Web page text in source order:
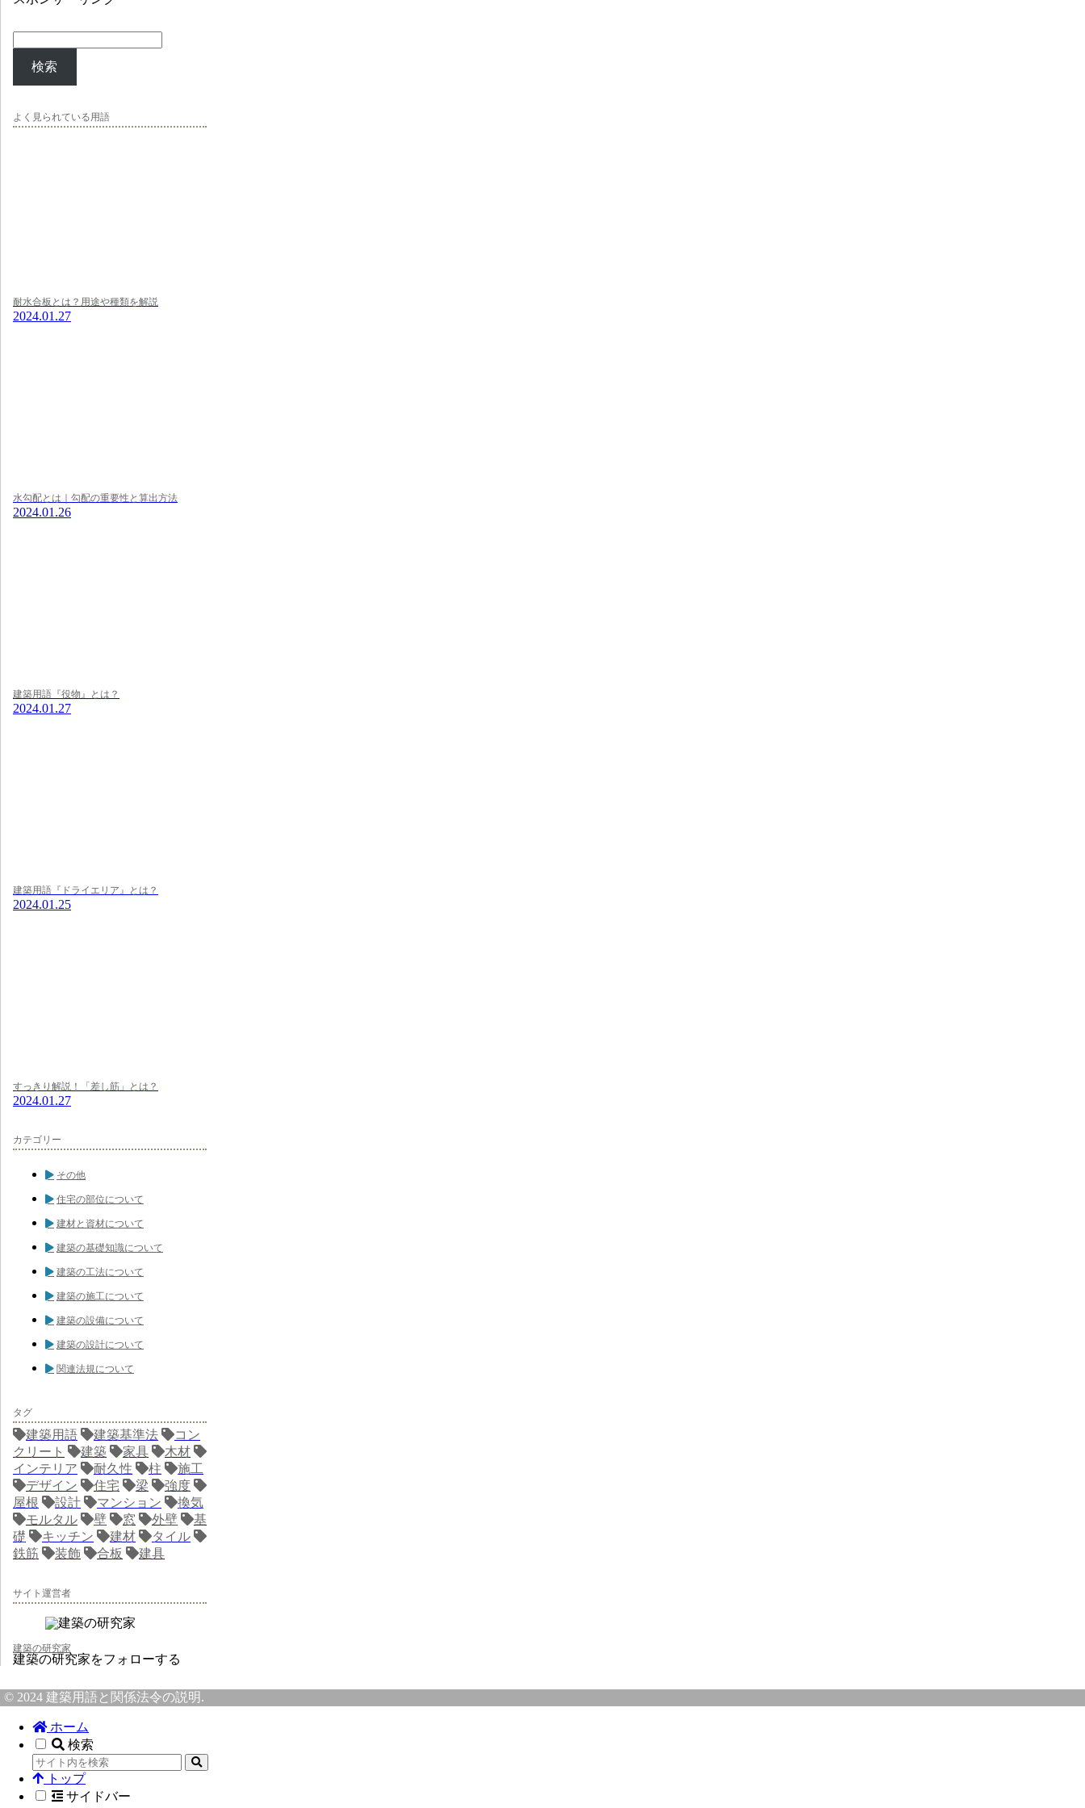
検索
よく見られている用語
耐水合板とは？用途や種類を解説
2024.01.27
水勾配とは｜勾配の重要性と算出方法
2024.01.26
建築用語『役物』とは？
2024.01.27
建築用語『ドライエリア』とは？
2024.01.25
すっきり解説！「差し筋」とは？
2024.01.27
カテゴリー
その他
住宅の部位について
建材と資材について
建築の基礎知識について
建築の工法について
建築の施工について
建築の設備について
建築の設計について
関連法規について
タグ
建築用語 建築基準法
コン
クリート
建築 家具
木材
インテリア
耐久性 柱
施工
デザイン
住宅 梁
強度
屋根
設計 マンション
換気
モルタル
壁 窓 外壁
基
礎
キッチン 建材
タイル
鉄筋
装飾 合板 建具
サイト運営者
建築の研究家
建築の研究家をフォローする
© 2024 建築用語と関係法令の説明.
ホーム
検索
トップ
サイドバー